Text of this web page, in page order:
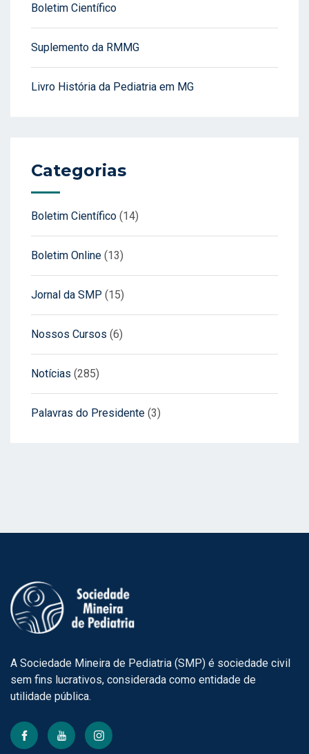
Boletim Científico
Suplemento da RMMG
Livro História da Pediatria em MG
Categorias
Boletim Científico (14)
Boletim Online (13)
Jornal da SMP (15)
Nossos Cursos (6)
Notícias (285)
Palavras do Presidente (3)
A Sociedade Mineira de Pediatria (SMP) é sociedade civil
sem fins lucrativos, considerada como entidade de
utilidade pública.